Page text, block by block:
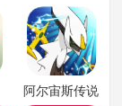
阿尔宙斯传说